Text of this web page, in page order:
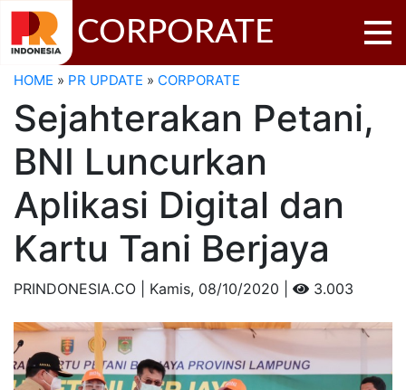
CORPORATE
HOME » PR UPDATE » CORPORATE
Sejahterakan Petani,
BNI Luncurkan
Aplikasi Digital dan
Kartu Tani Berjaya
PRINDONESIA.CO | Kamis, 08/10/2020 | 3.003